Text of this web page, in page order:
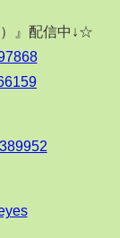
』配信中↓☆